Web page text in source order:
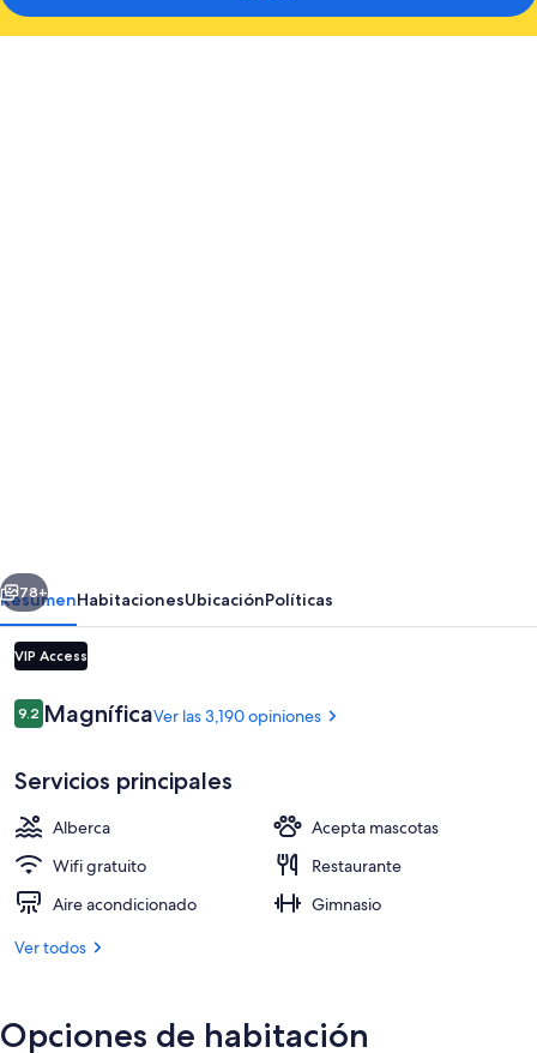
Vista desde la propiedad
Siguiente
78+
ResumenHabitacionesUbicaciónPolíticas
VIP Access
Opiniones
9.29.2 de 10,
MagníficaVer las 3,190 opiniones
Servicios principales
Alberca
Acepta mascotas
Wifi gratuito
Restaurante
Aire acondicionado
Gimnasio
Ver todos
Opciones de habitación